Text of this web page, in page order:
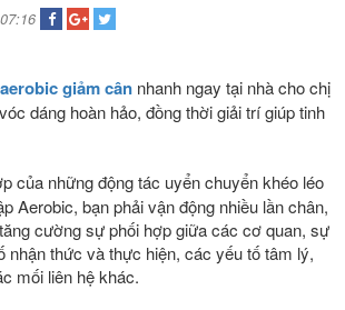
giảm cân nhanh ngay tại nhà cho chị
dáng hoàn hảo, đồng thời giải trí giúp tinh
của những động tác uyển chuyển khéo léo
Aerobic, bạn phải vận động nhiều lần chân,
cường sự phối hợp giữa các cơ quan, sự
nhận thức và thực hiện, các yếu tố tâm lý,
mối liên hệ khác.